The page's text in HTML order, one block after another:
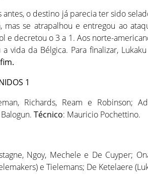
antes, o destino já parecia ter sido
mas se atrapalhou e entregou ao
e decretou o 3 a 1. Aos norte-
vida da Bélgica. Para finalizar,
1
Richards, Ream e Robinson;
Técnico: Mauricio Pochettino.
Ngoy, Mechele e De Cuyper;
e Tielemans; De Ketelaere